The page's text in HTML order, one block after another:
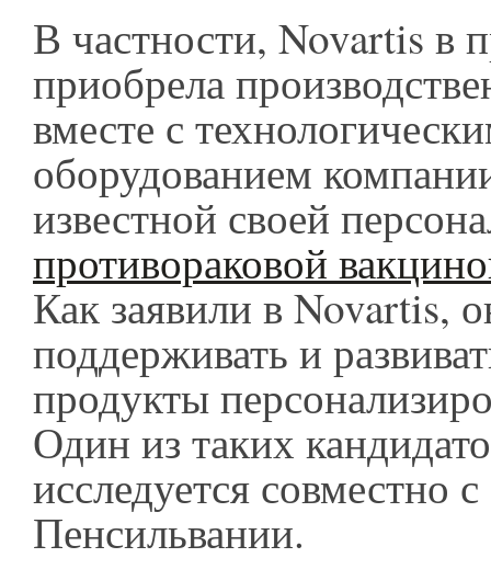
В частности, Novartis в
приобрела
вместе с
оборудованием
известной своей
противораковой
Как заявили в Novartis,
поддерживать и
продукты
Один из таких
исследуется совместно
Пенсильвании.